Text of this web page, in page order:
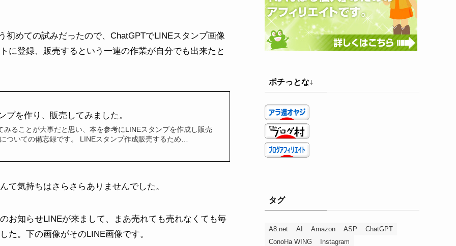
めての試みだったので、ChatGPTでLINEスタンプ画像
に登録、販売するという一連の作業が自分でも出来たと
プを作り、販売してみました。
みることが大事だと思い、本を参考にLINEスタンプを作成し販売
ついての備忘録です。 LINEスタンプ作成販売するため…
て気持ちはさらさらありませんでした。
お知らせLINEが来まして、まあ売れても売れなくても毎
た。下の画像がそのLINE画像です。
ポチっとな↓
タグ
A8.net AI Amazon ASP
ChatGPT
ConoHa WING
Instagram